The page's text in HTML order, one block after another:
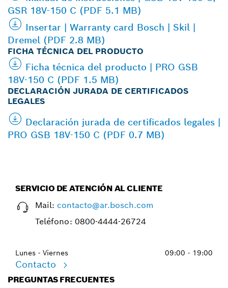
GSR 18V-150 C (PDF 5.1 MB)
Insertar | Warranty card Bosch | Skil |
Dremel (PDF 2.8 MB)
FICHA TÉCNICA DEL PRODUCTO
Ficha técnica del producto | PRO GSB
18V-150 C (PDF 1.5 MB)
DECLARACIÓN JURADA DE CERTIFICADOS
LEGALES
Declaración jurada de certificados legales |
PRO GSB 18V-150 C (PDF 0.7 MB)
SERVICIO DE ATENCIÓN AL CLIENTE
Mail: contacto@ar.bosch.com
Teléfono: 0800-4444-26724
Lunes - Viernes 09:00 - 19:00
Contacto
PREGUNTAS FRECUENTES